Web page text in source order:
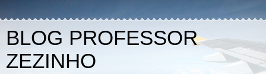
BLOG PROFESSOR
ZEZINHO